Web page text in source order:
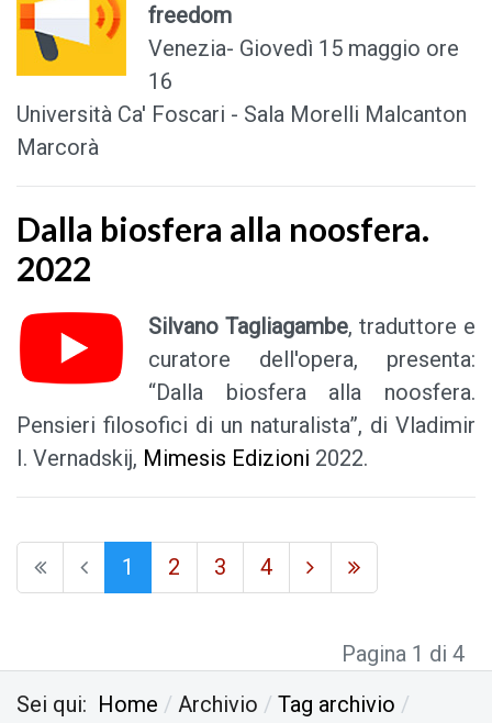
freedom
Venezia- Giovedì 15 maggio ore
16
Università Ca' Foscari - Sala Morelli Malcanton
Marcorà
Dalla biosfera alla noosfera.
2022
Silvano Tagliagambe, traduttore e
curatore dell'opera, presenta:
“Dalla biosfera alla noosfera.
Pensieri filosofici di un naturalista”, di Vladimir
I. Vernadskij, Mimesis Edizioni 2022.
1 2 3 4
Pagina 1 di 4
Sei qui: Home Archivio Tag archivio